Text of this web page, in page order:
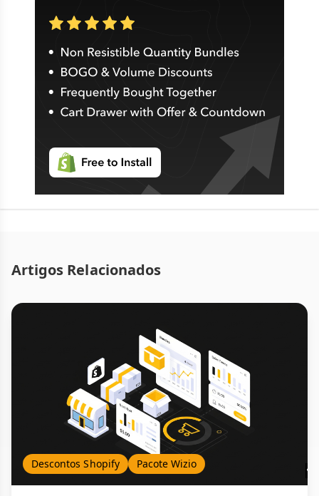
Artigos Relacionados
Descontos Shopify Pacote Wizio